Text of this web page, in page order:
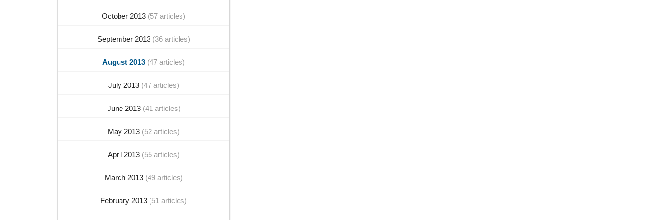
October 2013 (57 articles)
September 2013 (36 articles)
August 2013 (47 articles)
July 2013 (47 articles)
June 2013 (41 articles)
May 2013 (52 articles)
April 2013 (55 articles)
March 2013 (49 articles)
February 2013 (51 articles)